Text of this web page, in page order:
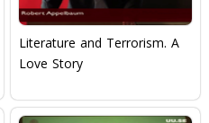
Literature and Terrorism. A
Love Story